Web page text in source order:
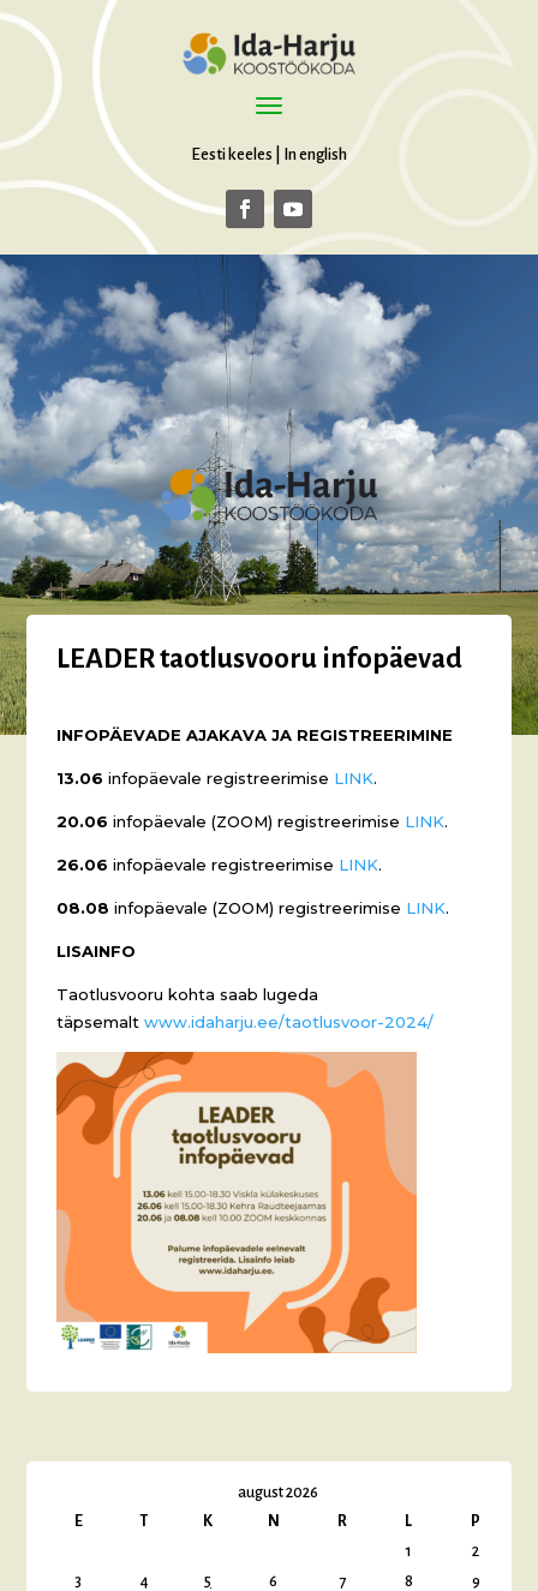
Eesti keeles In english
LEADER taotlusvooru infopäevad
INFOPÄEVADE AJAKAVA JA REGISTREERIMINE
13.06 infopäevale registreerimise LINK.
20.06 infopäevale (ZOOM) registreerimise LINK.
26.06 infopäevale registreerimise LINK.
08.08 infopäevale (ZOOM) registreerimise LINK.
LISAINFO
Taotlusvooru kohta saab lugeda
täpsemaltwww.idaharju.ee/taotlusvoor-2024/
august 2026
E
T K N R L
P
1
2
3
4 5 6 7 8
9